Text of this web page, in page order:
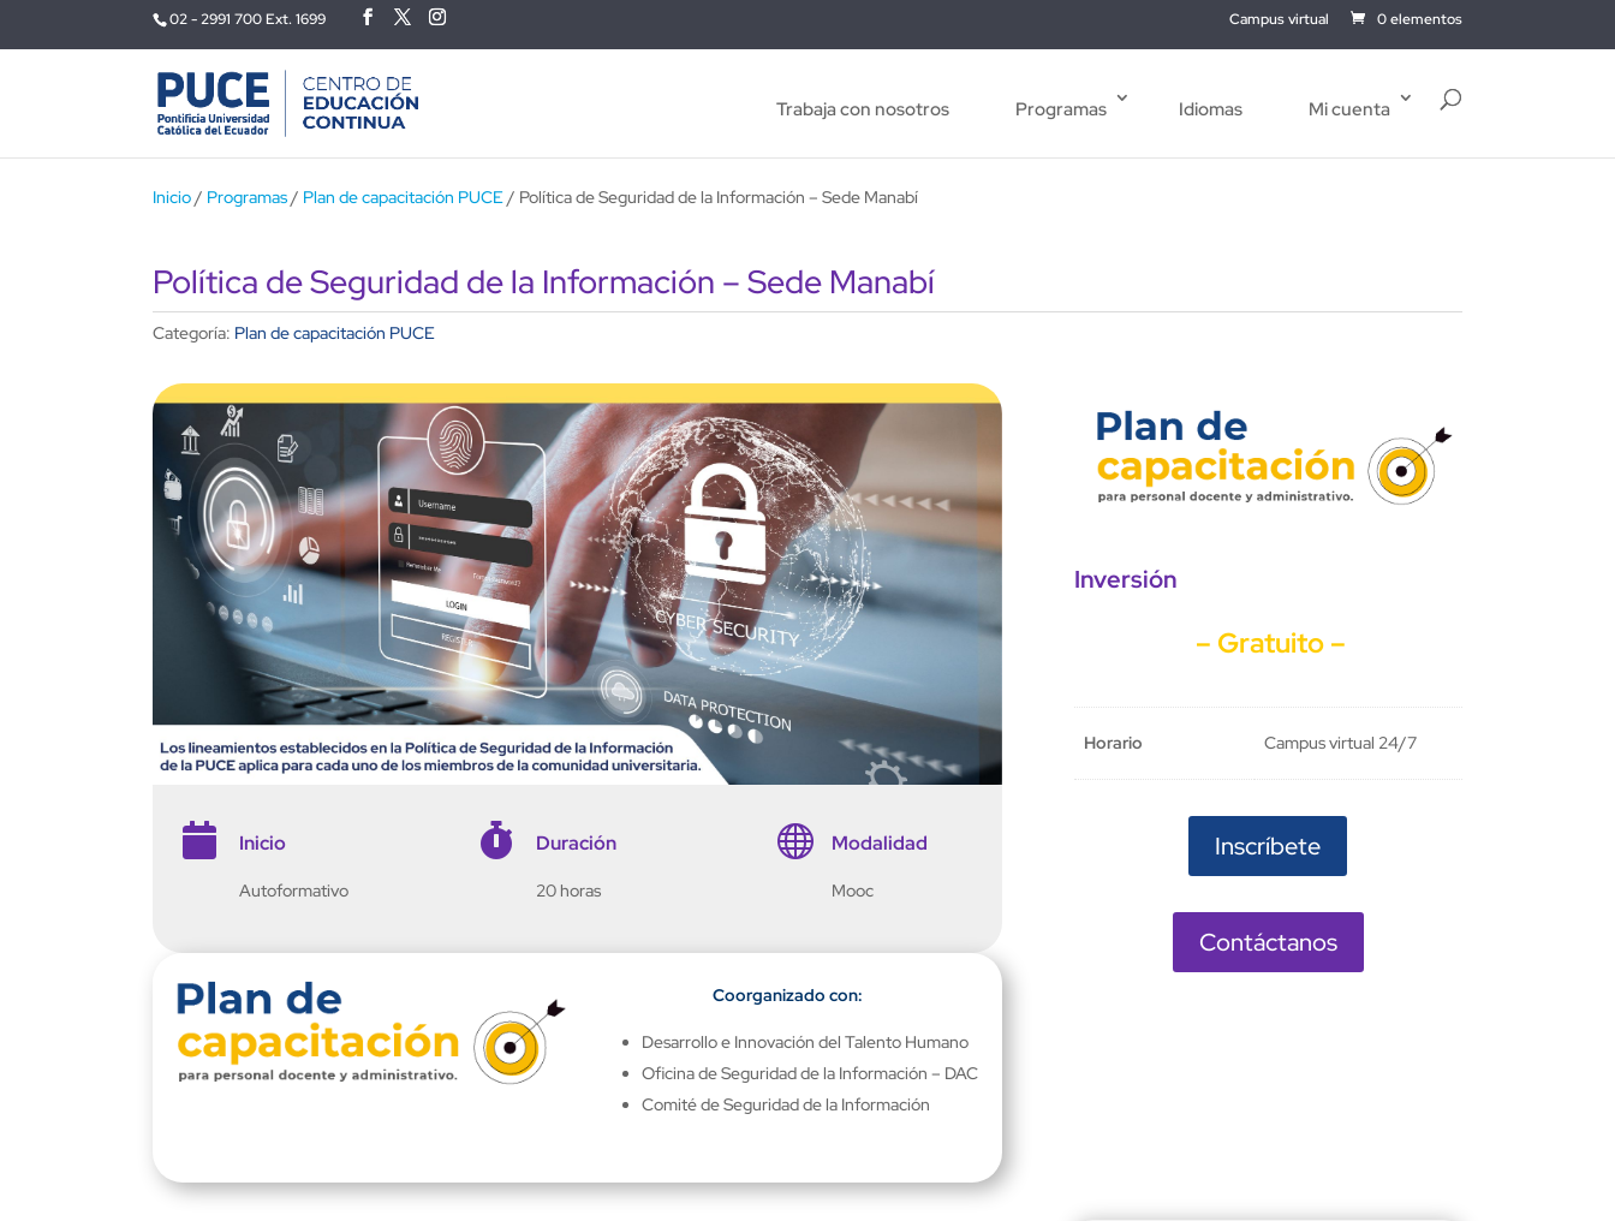
02 - 2991 700 Ext. 1699 Campus virtual 0 elementos
Trabaja con nosotros Programas Idiomas Mi cuenta
Inicio/ Programas/ Plan de capacitación PUCE/ Política de Seguridad de la Información – Sede Manabí
Política de Seguridad de la Información – Sede Manabí
Categoría: Plan de capacitación PUCE
 Inicio
Autoformativo
 Duración
20 horas
 Modalidad
Mooc
Coorganizado con:
Desarrollo e Innovación del Talento Humano
Oficina de Seguridad de la Información – DAC
Comité de Seguridad de la Información
Inversión
– Gratuito –
Horario Campus virtual 24/7
Inscríbete
Contáctanos